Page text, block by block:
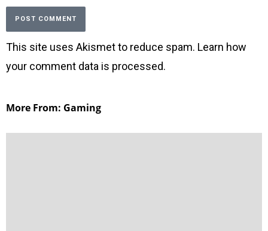
This site uses Akismet to reduce spam. Learn how
your comment data is processed.
More From: Gaming